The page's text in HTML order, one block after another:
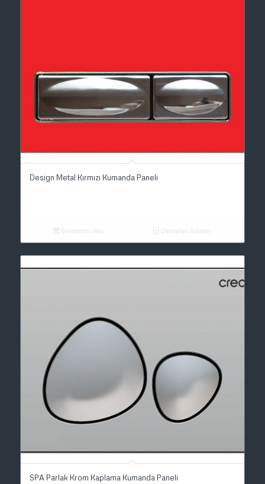
Design Metal Kırmızı Kumanda Paneli
SPA Parlak Krom Kaplama Kumanda Paneli